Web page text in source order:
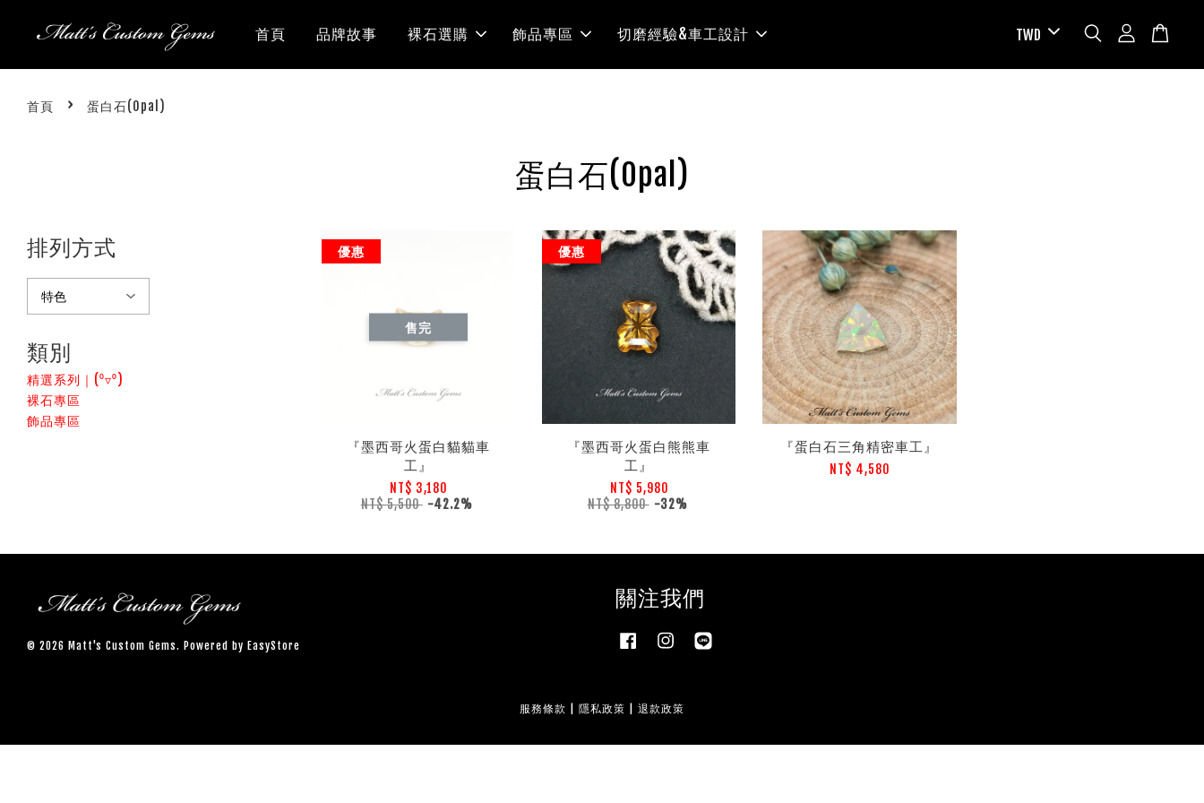
首頁 品牌故事 裸石選購 飾品專區 切磨經驗&車工設計
首頁 › 蛋白石(Opal)
蛋白石(Opal)
排列方式
類別
精選系列｜(⁰▿⁰)
裸石專區
飾品專區
優惠
售完
『墨西哥火蛋白貓貓車
工』
NT$ 3,180
NT$ 5,500 -42.2%
優惠
『墨西哥火蛋白熊熊車
工』
NT$ 5,980
NT$ 8,800 -32%
『蛋白石三角精密車工』
NT$ 4,580
© 2026 Matt's Custom Gems. Powered by EasyStore
關注我們
Facebook Instagram
服務條款 隱私政策 退款政策